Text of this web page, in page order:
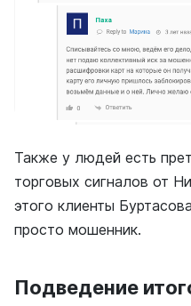
Также у людей есть
торговых сигналов от
этого клиенты
просто мошенник.
Подведение